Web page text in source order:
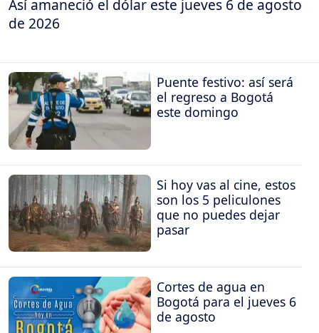
Así amaneció el dólar este jueves 6 de agosto
de 2026
Puente festivo: así será
el regreso a Bogotá
este domingo
Si hoy vas al cine, estos
son los 5 peliculones
que no puedes dejar
pasar
Cortes de agua en
Bogotá para el jueves 6
de agosto